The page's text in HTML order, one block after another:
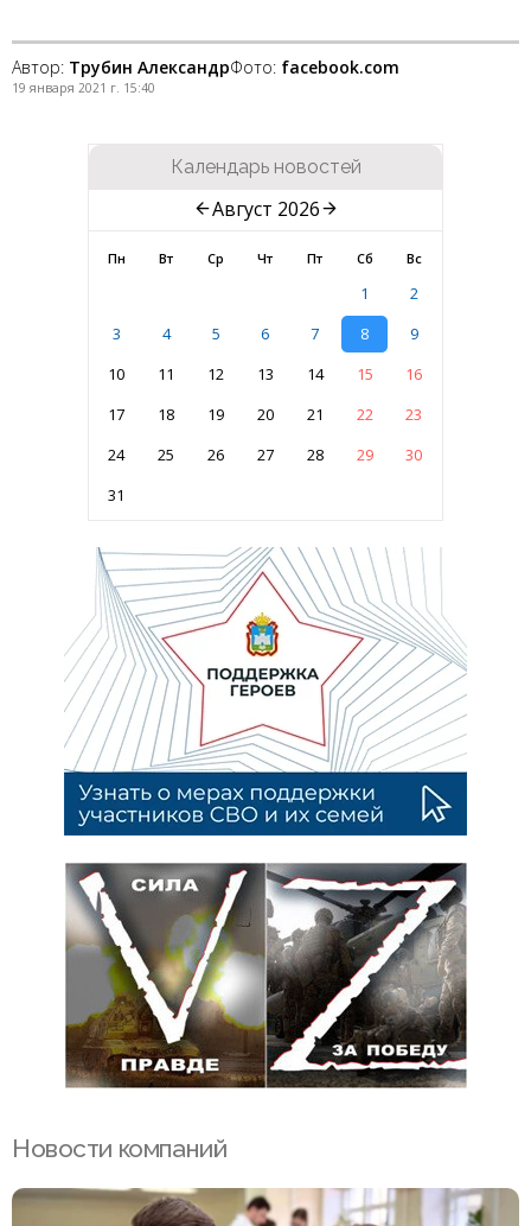
Автор: Трубин АлександрФото: facebook.com
19 января 2021 г. 15:40
Календарь новостей
Август 2026
Пн Вт Ср Чт Пт Сб Вс
1
2
3
4 5 6 7 8
9
10
11 12 13 14 15
16
17
18 19 20 21 22
23
24
25 26 27 28 29
30
31
Новости компаний